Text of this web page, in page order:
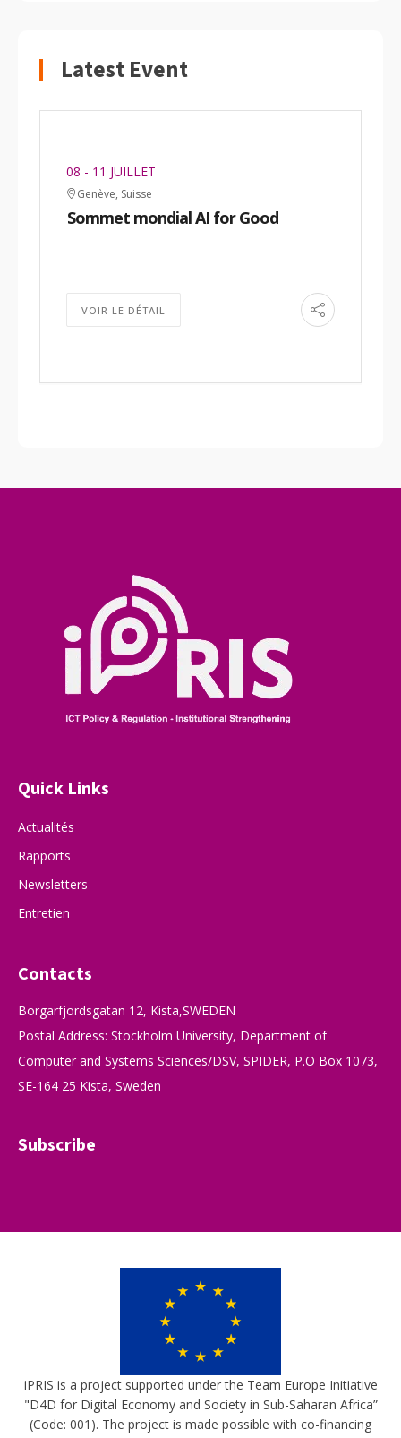
Latest Event
08 - 11 JUILLET
Genève, Suisse
Sommet mondial AI for Good
VOIR LE DÉTAIL
Quick Links
Actualités
Rapports
Newsletters
Entretien
Contacts
Borgarfjordsgatan 12, Kista,SWEDEN
Postal Address: Stockholm University, Department of
Computer and Systems Sciences/DSV, SPIDER, P.O Box 1073,
SE-164 25 Kista, Sweden
Subscribe
iPRIS is a project supported under the Team Europe Initiative
"D4D for Digital Economy and Society in Sub-Saharan Africa”
(Code: 001). The project is made possible with co-financing